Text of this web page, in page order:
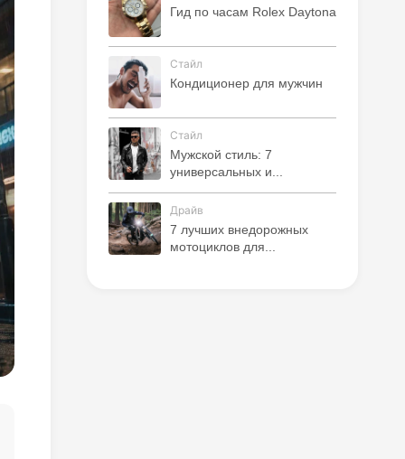
Гид по часам Rolex Daytona
Стайл
Кондиционер для мужчин
Стайл
Мужской стиль: 7
универсальных и...
Драйв
7 лучших внедорожных
мотоциклов для...